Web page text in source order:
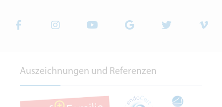
Auszeichnungen und Referenzen